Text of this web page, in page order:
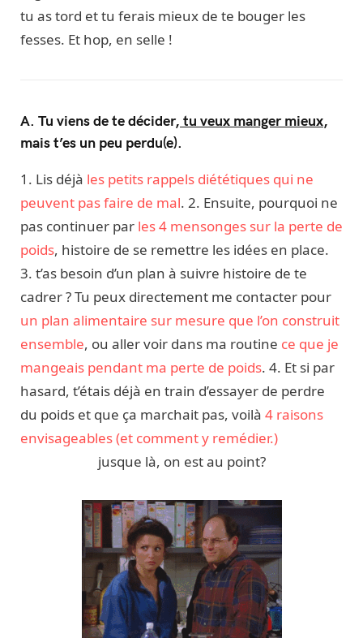
tu as tord et tu ferais mieux de te bouger les
fesses. Et hop, en selle !
A. Tu viens de te décider, tu veux manger mieux,
mais t’es un peu perdu(e).
1. Lis déjà les petits rappels diététiques qui ne
peuvent pas faire de mal. 2. Ensuite, pourquoi ne
pas continuer par les 4 mensonges sur la perte de
poids, histoire de se remettre les idées en place.
3. t’as besoin d’un plan à suivre histoire de te
cadrer ? Tu peux directement me contacter pour
un plan alimentaire sur mesure que l’on construit
ensemble, ou aller voir dans ma routine ce que je
mangeais pendant ma perte de poids. 4. Et si par
hasard, t’étais déjà en train d’essayer de perdre
du poids et que ça marchait pas, voilà 4 raisons
envisageables (et comment y remédier.)
jusque là, on est au point?